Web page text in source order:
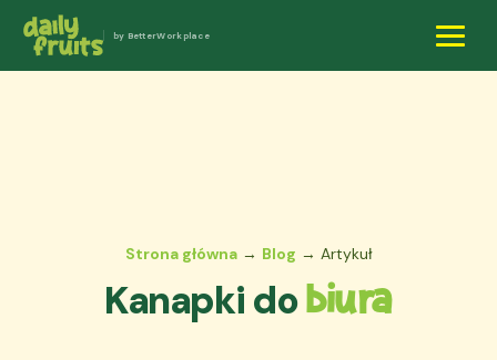
by BetterWorkplace
Strona główna→ Blog → Artykuł
Kanapki dobiura